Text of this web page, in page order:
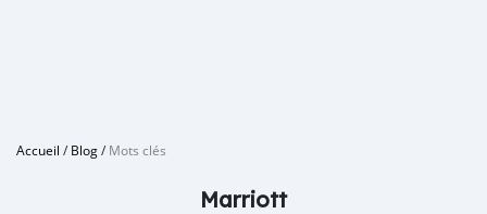
Accueil /Blog/Mots clés
Marriott